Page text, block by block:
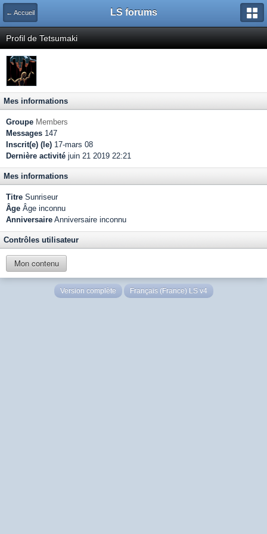
← Accueil LS forums
Profil de Tetsumaki
Mes informations
Groupe Members
Messages 147
Inscrit(e) (le) 17-mars 08
Dernière activité juin 21 2019 22:21
Mes informations
Titre Sunriseur
Âge Âge inconnu
Anniversaire Anniversaire inconnu
Contrôles utilisateur
Mon contenu
Version complète Français (France) LS v4